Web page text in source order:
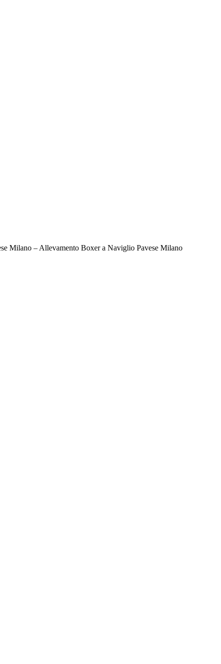
Milano – Allevamento Boxer a Naviglio Pavese Milano